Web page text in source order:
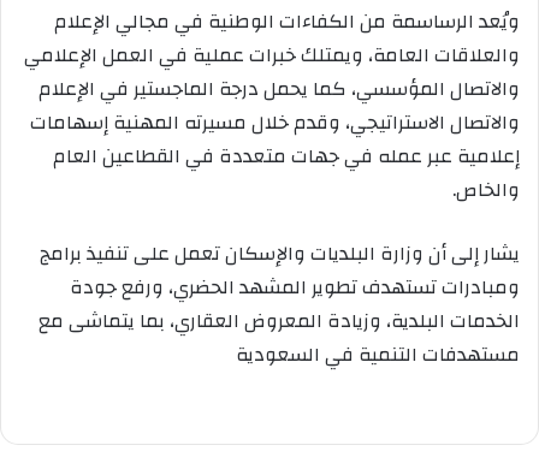
ويُعد الرساسمة من الكفاءات الوطنية في مجالي الإعلام
والعلاقات العامة، ويمتلك خبرات عملية في العمل الإعلامي
والاتصال المؤسسي، كما يحمل درجة الماجستير في الإعلام
والاتصال الاستراتيجي، وقدم خلال مسيرته المهنية إسهامات
إعلامية عبر عمله في جهات متعددة في القطاعين العام
والخاص.
يشار إلى أن وزارة البلديات والإسكان تعمل على تنفيذ برامج
ومبادرات تستهدف تطوير المشهد الحضري، ورفع جودة
الخدمات البلدية، وزيادة المعروض العقاري، بما يتماشى مع
مستهدفات التنمية في السعودية